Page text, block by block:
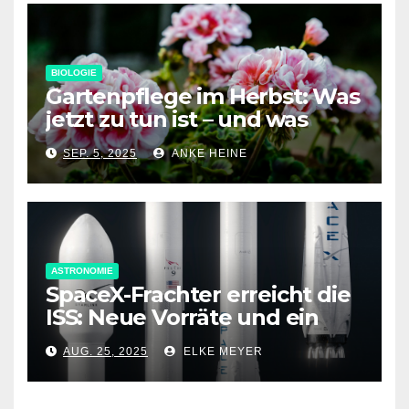
BIOLOGIE
Gartenpflege im Herbst: Was
jetzt zu tun ist – und was
nicht
SEP. 5, 2025 ANKE HEINE
ASTRONOMIE
SpaceX-Frachter erreicht die
ISS: Neue Vorräte und ein
spezielles Antriebsmodul an
Bord
AUG. 25, 2025 ELKE MEYER